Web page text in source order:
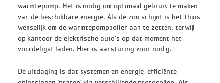
warmtepomp. Het is nodig om optimaal gebruik te maken
van de beschikbare energie. Als de zon schijnt is het thuis
wenselijk om de warmtepompboiler aan te zetten, terwijl
op kantoor de elektrische auto’s op dat moment het
voordeligst laden. Hier is aansturing voor nodig.
De uitdaging is dat systemen en energie-efficiënte